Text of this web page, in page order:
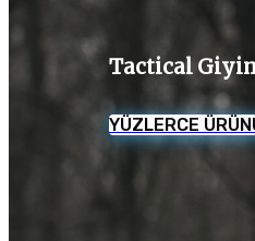
Tactical
YÜZLERCE